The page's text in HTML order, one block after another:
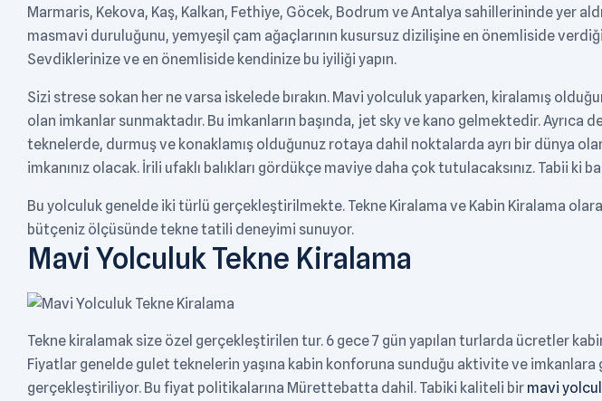
Marmaris, Kekova, Kaş, Kalkan, Fethiye, Göcek, Bodrum ve Antalya sahillerininde yer
masmavi duruluğunu, yemyeşil çam ağaçlarının kusursuz dizilişine en önemliside
Sevdiklerinize ve en önemliside kendinize bu iyiliği yapın.
Sizi strese sokan her ne varsa iskelede bırakın. Mavi yolculuk yaparken, kiralamış
olan imkanlar sunmaktadır. Bu imkanların başında, jet sky ve kano gelmektedir. Ayrıca
teknelerde, durmuş ve konaklamış olduğunuz rotaya dahil noktalarda ayrı bir dünya
imkanınız olacak. İrili ufaklı balıkları gördükçe maviye daha çok tutulacaksınız. Tabii ki
Bu yolculuk genelde iki türlü gerçekleştirilmekte. Tekne Kiralama ve Kabin Kiralama
bütçeniz ölçüsünde tekne tatili deneyimi sunuyor.
Mavi Yolculuk Tekne Kiralama
Tekne kiralamak size özel gerçekleştirilen tur. 6 gece 7 gün yapılan turlarda ücretler
Fiyatlar genelde gulet teknelerin yaşına kabin konforuna sunduğu aktivite ve imkanlara
gerçekleştiriliyor. Bu fiyat politikalarına Mürettebatta dahil. Tabiki kaliteli bir mavi